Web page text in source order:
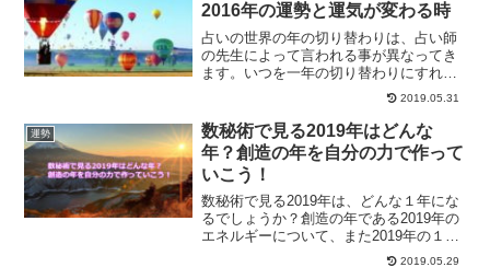
2016年の運勢と運気が変わる時
占いの世界の年の切り替わりは、占い師
の先生によって言われる事が異なってき
ます。いつを一年の切り替わりにすれば
良いのかの解説です。また、運気が変わ
る時っていつなのか、多くの方が気にな
る所なのではないでしょうか？2016年の
運勢と運気が変わる時についてです。
2019.05.31
運勢
数秘術で見る2019年はどんな
年？創造の年を自分の力で作って
いこう！
数秘術で見る2019年は、どんな１年にな
るでしょうか？創造の年である2019年の
エネルギーについて、また2019年の１年
間の過ごし方について、ご紹介していき
2019.05.29